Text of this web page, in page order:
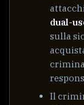
dual-
sulla
Il